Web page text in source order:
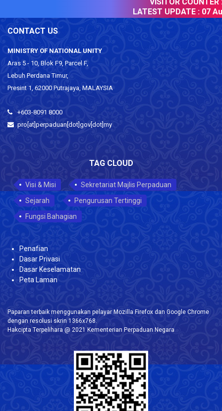
LATEST UPDATE : 07
CONTACT US
MINISTRY OF NATIONAL UNITY
Aras 5 - 10, Blok F9, Parcel F,
Lebuh Perdana Timur,
Presint 1, 62000 Putrajaya, MALAYSIA
+603-8091 8000
pro[at]perpaduan[dot]gov[dot]my
TAG CLOUD
Visi & Misi
Sekretariat Majlis Perpaduan
Sejarah
Pengurusan Tertinggi
Fungsi Bahagian
Penafian
Dasar Privasi
Dasar Keselamatan
Peta Laman
Paparan terbaik menggunakan pelayar Mozilla Firefox dan Google Chrome
dengan resolusi skrin 1366x768.
Hakcipta Terpelihara @ 2021 Kementerian Perpaduan Negara